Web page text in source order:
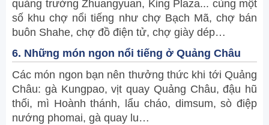
quảng trường Zhuangyuan, King Plaza... cùng một
số khu chợ nổi tiếng như chợ Bạch Mã, chợ bán
buôn Shahe, chợ đồ điện tử, chợ giày dép…
6. Những món ngon nổi tiếng ở Quảng Châu
Các món ngon bạn nên thưởng thức khi tới Quảng
Châu: gà Kungpao, vịt quay Quảng Châu, đậu hũ
thối, mì Hoành thánh, lẩu cháo, dimsum, sò điệp
nướng phomai, gà quay lu…